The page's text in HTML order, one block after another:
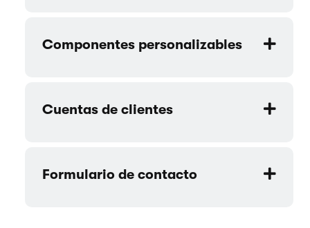
Componentes personalizables
Cuentas de clientes
Formulario de contacto